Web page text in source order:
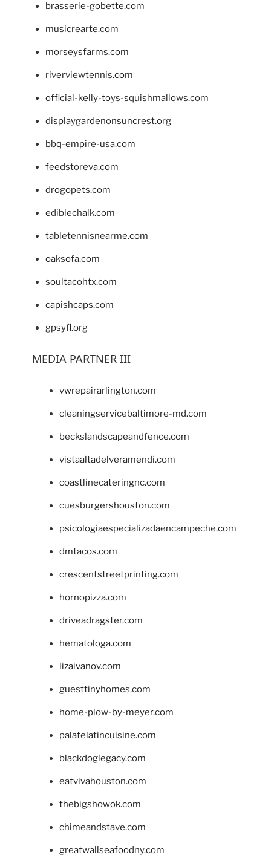
brasserie-gobette.com
musicrearte.com
morseysfarms.com
riverviewtennis.com
official-kelly-toys-squishmallows.com
displaygardenonsuncrest.org
bbq-empire-usa.com
feedstoreva.com
drogopets.com
ediblechalk.com
tabletennisnearme.com
oaksofa.com
soultacohtx.com
capishcaps.com
gpsyfl.org
MEDIA PARTNER III
vwrepairarlington.com
cleaningservicebaltimore-md.com
beckslandscapeandfence.com
vistaaltadelveramendi.com
coastlinecateringnc.com
cuesburgershouston.com
psicologiaespecializadaencampeche.com
dmtacos.com
crescentstreetprinting.com
hornopizza.com
driveadragster.com
hematologa.com
lizaivanov.com
guesttinyhomes.com
home-plow-by-meyer.com
palatelatincuisine.com
blackdoglegacy.com
eatvivahouston.com
thebigshowok.com
chimeandstave.com
greatwallseafoodny.com